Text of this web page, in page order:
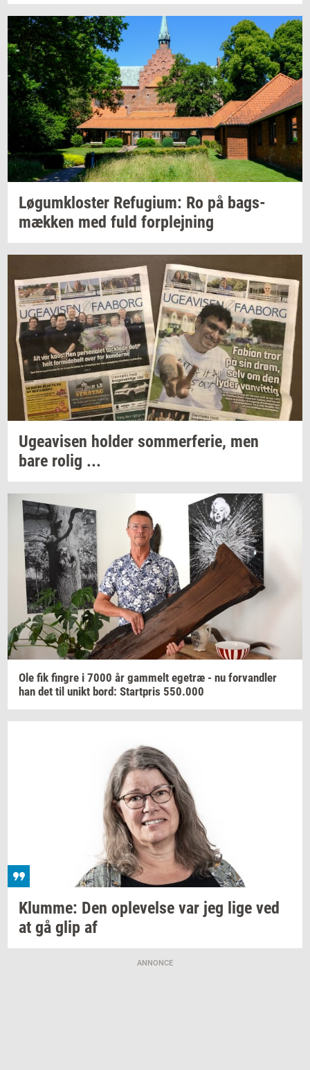
Løgum­klo­ster Re­fu­gi­um: Ro på bags­
mæk­ken med fuld for­plej­ning
Ugea­vi­sen hol­der som­mer­fe­rie, men
bare rolig ...
Ole fik fin­gre i 7000 år gam­melt ege­træ - nu for­vand­ler
han det til unikt bord: Start­pris 550.000
Klum­me: Den op­le­vel­se var jeg lige ved
at gå glip af
ANNONCE